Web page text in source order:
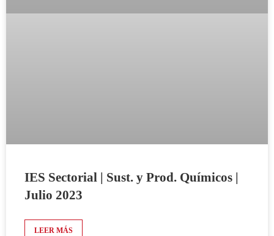
IES Sectorial | Sust. y Prod. Químicos |
Julio 2023
LEER MÁS